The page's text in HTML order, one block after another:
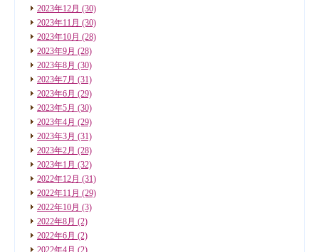
2023年12月 (30)
2023年11月 (30)
2023年10月 (28)
2023年9月 (28)
2023年8月 (30)
2023年7月 (31)
2023年6月 (29)
2023年5月 (30)
2023年4月 (29)
2023年3月 (31)
2023年2月 (28)
2023年1月 (32)
2022年12月 (31)
2022年11月 (29)
2022年10月 (3)
2022年8月 (2)
2022年6月 (2)
2022年4月 (2)